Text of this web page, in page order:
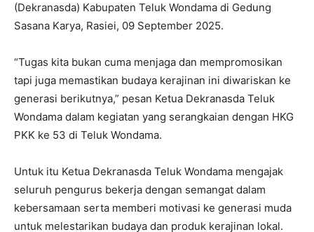
(Dekranasda) Kabupaten Teluk Wondama di Gedung
Sasana Karya, Rasiei, 09 September 2025.
“Tugas kita bukan cuma menjaga dan mempromosikan
tapi juga memastikan budaya kerajinan ini diwariskan ke
generasi berikutnya,” pesan Ketua Dekranasda Teluk
Wondama dalam kegiatan yang serangkaian dengan HKG
PKK ke 53 di Teluk Wondama.
Untuk itu Ketua Dekranasda Teluk Wondama mengajak
seluruh pengurus bekerja dengan semangat dalam
kebersamaan serta memberi motivasi ke generasi muda
untuk melestarikan budaya dan produk kerajinan lokal.